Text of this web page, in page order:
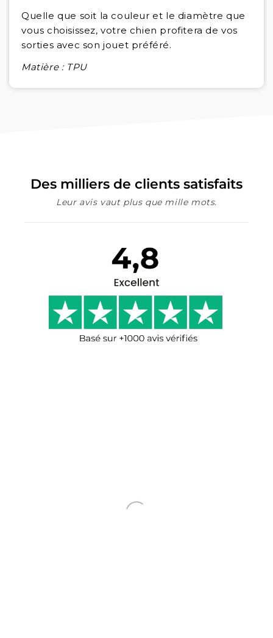
Quelle que soit la couleur et le diamètre que
vous choisissez, votre chien profitera de vos
sorties avec son jouet préféré.
Matière : TPU
Des milliers de clients satisfaits
Leur avis vaut plus que mille mots.